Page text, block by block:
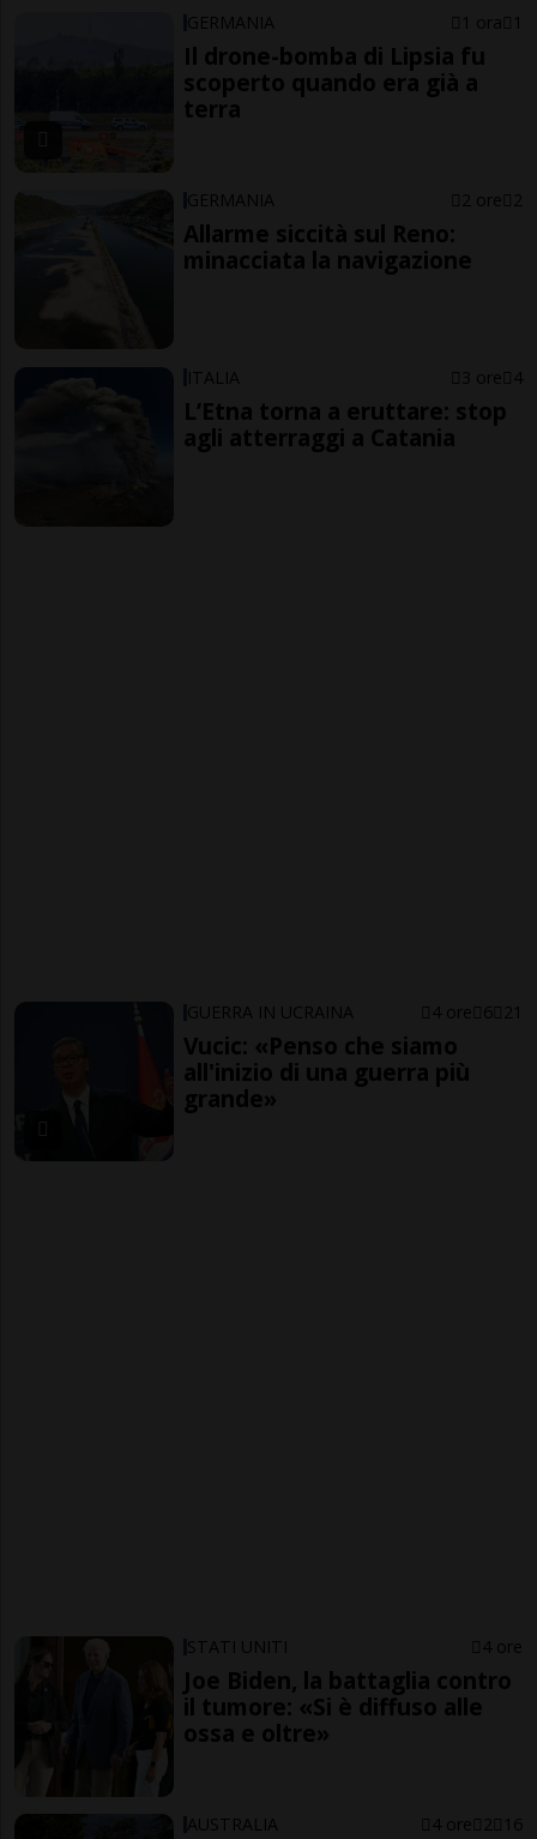
GERMANIA 1 ora 1
Il drone-bomba di Lipsia fu
scoperto quando era già a
terra
GERMANIA 2 ore 2
Allarme siccità sul Reno:
minacciata la navigazione
ITALIA 3 ore 4
L’Etna torna a eruttare: stop
agli atterraggi a Catania
GUERRA IN UCRAINA 4 ore 6 21
Vucic: «Penso che siamo
all'inizio di una guerra più
grande»
STATI UNITI 4 ore
Joe Biden, la battaglia contro
il tumore: «Si è diffuso alle
ossa e oltre»
AUSTRALIA 4 ore 2 16